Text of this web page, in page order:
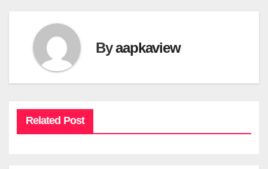
Byaapkaview
Related Post